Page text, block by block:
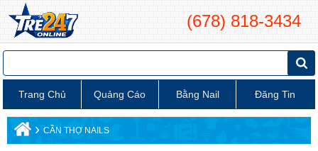
(678) 818-3434
Trang Chủ Quảng Cáo Bằng Nail Đăng Tin
› CẦN THỢ NAILS